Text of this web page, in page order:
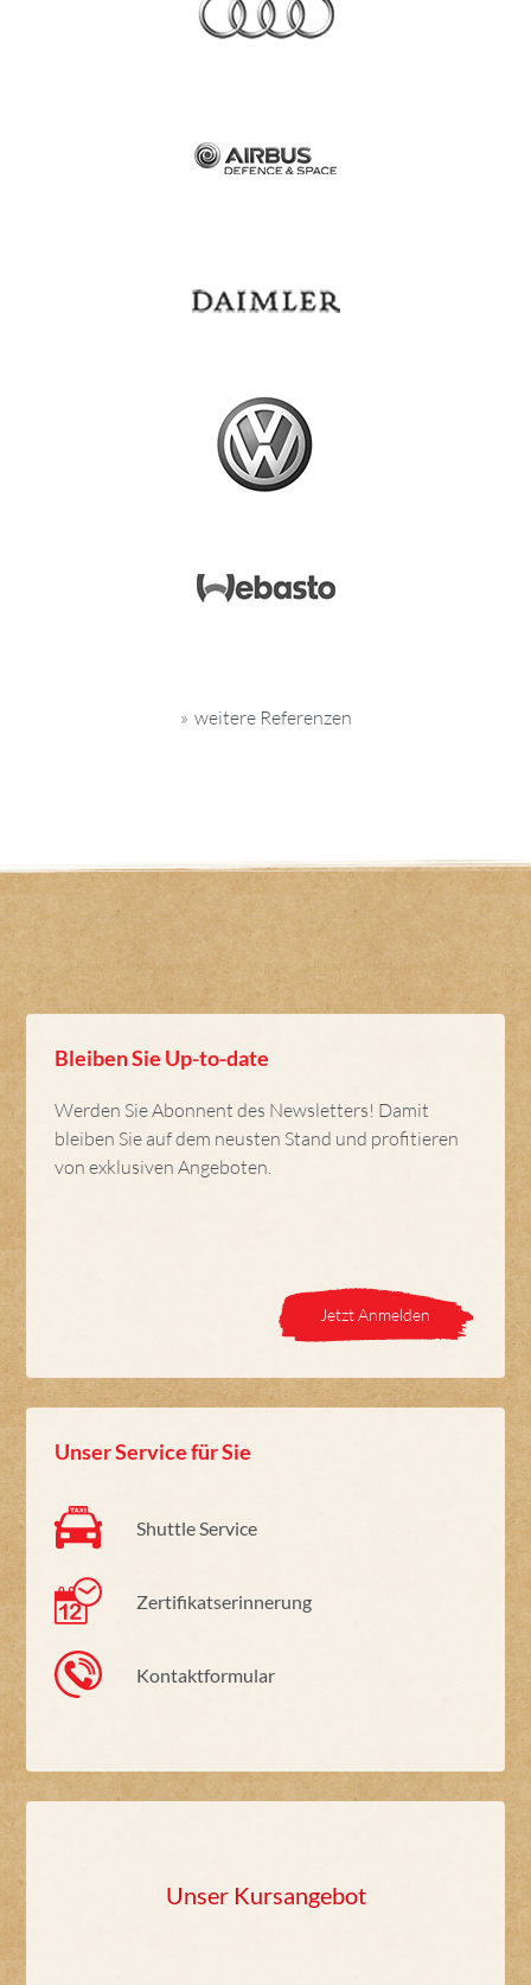
weitere Referenzen
Bleiben Sie Up-to-date
Werden Sie Abonnent des Newsletters! Damit
bleiben Sie auf dem neusten Stand und profitieren
von exklusiven Angeboten.
Jetzt Anmelden
Unser Service für Sie
Shuttle Service
Zertifikatserinnerung
Kontaktformular
Unser Kursangebot